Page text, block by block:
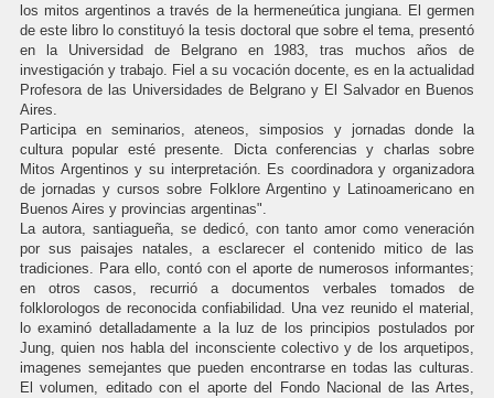
los mitos argentinos a través de la hermeneútica jungiana. El germen
de este libro lo constituyó la tesis doctoral que sobre el tema, presentó
en la Universidad de Belgrano en 1983, tras muchos años de
investigación y trabajo. Fiel a su vocación docente, es en la actualidad
Profesora de las Universidades de Belgrano y El Salvador en Buenos
Aires.
Participa en seminarios, ateneos, simposios y jornadas donde la
cultura popular esté presente. Dicta conferencias y charlas sobre
Mitos Argentinos y su interpretación. Es coordinadora y organizadora
de jornadas y cursos sobre Folklore Argentino y Latinoamericano en
Buenos Aires y provincias argentinas".
La autora, santiagueña, se dedicó, con tanto amor como veneración
por sus paisajes natales, a esclarecer el contenido mitico de las
tradiciones. Para ello, contó con el aporte de numerosos informantes;
en otros casos, recurrió a documentos verbales tomados de
folklorologos de reconocida confiabilidad. Una vez reunido el material,
lo examinó detalladamente a la luz de los principios postulados por
Jung, quien nos habla del inconsciente colectivo y de los arquetipos,
imagenes semejantes que pueden encontrarse en todas las culturas.
El volumen, editado con el aporte del Fondo Nacional de las Artes,